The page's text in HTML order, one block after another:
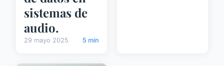
sistemas de
audio.
29 mayo 2025 5 min